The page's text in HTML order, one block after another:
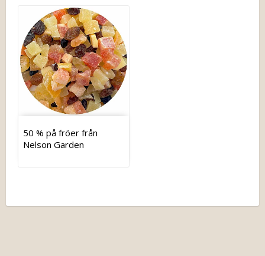
50 % på fröer från
Nelson Garden